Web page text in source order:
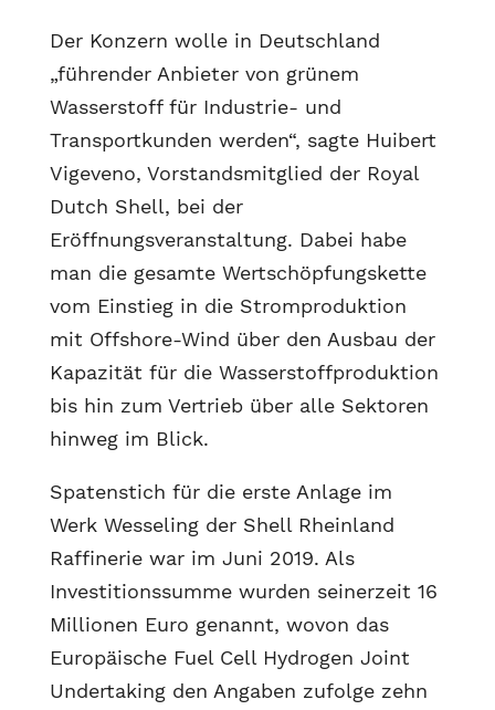
Der Konzern wolle in Deutschland
„führender Anbieter von grünem
Wasserstoff für Industrie- und
Transportkunden werden“, sagte Huibert
Vigeveno, Vorstandsmitglied der Royal
Dutch Shell, bei der
Eröffnungsveranstaltung. Dabei habe
man die gesamte Wertschöpfungskette
vom Einstieg in die Stromproduktion
mit Offshore-Wind über den Ausbau der
Kapazität für die Wasserstoffproduktion
bis hin zum Vertrieb über alle Sektoren
hinweg im Blick.
Spatenstich für die erste Anlage im
Werk Wesseling der Shell Rheinland
Raffinerie war im Juni 2019. Als
Investitionssumme wurden seinerzeit 16
Millionen Euro genannt, wovon das
Europäische Fuel Cell Hydrogen Joint
Undertaking den Angaben zufolge zehn